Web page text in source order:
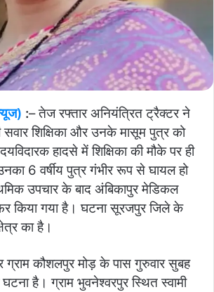
:– तेज रफ्तार अनियंत्रित ट्रैक्टर ने
शिक्षिका और उनके मासूम पुत्र को
हादसे में शिक्षिका की मौके पर ही
6 वर्षीय पुत्र गंभीर रूप से घायल हो
उपचार के बाद अंबिकापुर मेडिकल
किया गया है। घटना सूरजपुर जिले के
का है।
ग्राम कौशलपुर मोड़ के पास गुरुवार सुबह
है। ग्राम भुवनेश्वरपुर स्थित स्वामी